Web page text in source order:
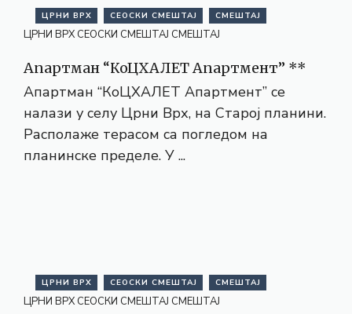
ЦРНИ ВРХ СЕОСКИ СМЕШТАЈ СМЕШТАЈ
ЦРНИ ВРХ СЕОСКИ СМЕШТАЈ СМЕШТАЈ
Апартман “КоЦХАЛЕТ Апартмент” **
Апартман “КоЦХАЛЕТ Апартмент” се
налази у селу Црни Врх, на Старој планини.
Располаже терасом са погледом на
планинске пределе. У ...
ЦРНИ ВРХ СЕОСКИ СМЕШТАЈ СМЕШТАЈ
ЦРНИ ВРХ СЕОСКИ СМЕШТАЈ СМЕШТАЈ